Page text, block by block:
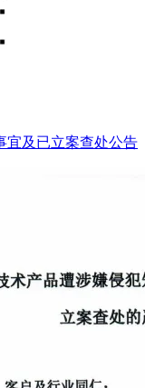
宜及已立案查处公告